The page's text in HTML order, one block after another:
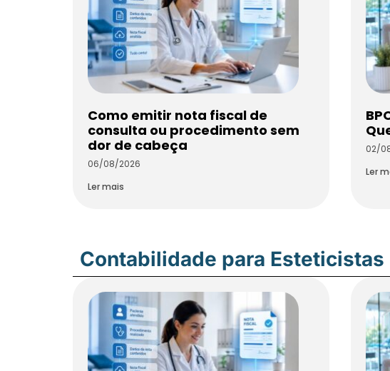
Como emitir nota fiscal de
consulta ou procedimento sem
dor de cabeça
06/08/2026
Ler mais
02/
Ler
Contabilidade para Esteticistas